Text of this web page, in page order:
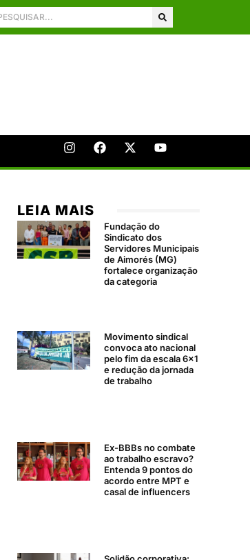
LEIA MAIS
Fundação do
Sindicato dos
Servidores Municipais
de Aimorés (MG)
fortalece organização
da categoria
Movimento sindical
convoca ato nacional
pelo fim da escala 6×1
e redução da jornada
de trabalho
Ex-BBBs no combate
ao trabalho escravo?
Entenda 9 pontos do
acordo entre MPT e
casal de influencers